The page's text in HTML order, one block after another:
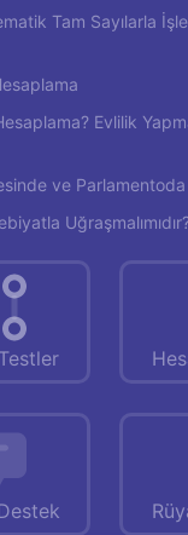
Tam Sayılarla
Evlilik
ve Parlamentoda